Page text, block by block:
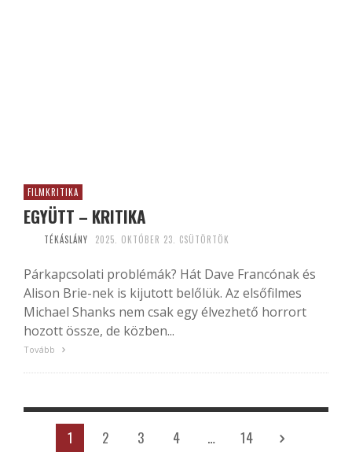
FILMKRITIKA
EGYÜTT – KRITIKA
TÉKÁSLÁNY 2025. OKTÓBER 23. CSÜTÖRTÖK
Párkapcsolati problémák? Hát Dave Francónak és
Alison Brie-nek is kijutott belőlük. Az elsőfilmes
Michael Shanks nem csak egy élvezhető horrort
hozott össze, de közben...
Tovább
1 2 3 4 … 14